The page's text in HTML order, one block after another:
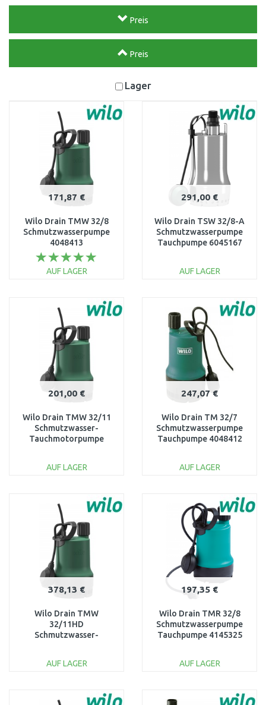
Preis
Preis
Lager
171,87 €
Wilo Drain TMW 32/8
Schmutzwasserpumpe
4048413
AUF LAGER
Vergleichen
291,00 €
Wilo Drain TSW 32/8-A
Schmutzwasserpumpe
Tauchpumpe 6045167
AUF LAGER
Vergleichen
201,00 €
Wilo Drain TMW 32/11
Schmutzwasser-
Tauchmotorpumpe
AUF LAGER
Vergleichen
247,07 €
Wilo Drain TM 32/7
Schmutzwasserpumpe
Tauchpumpe 4048412
AUF LAGER
Vergleichen
378,13 €
Wilo Drain TMW
32/11HD
Schmutzwasser-
AUF LAGER
197,35 €
Wilo Drain TMR 32/8
Schmutzwasserpumpe
Tauchpumpe 4145325
AUF LAGER